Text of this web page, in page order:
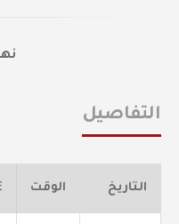
التفاصيل
التاريخ الوقت